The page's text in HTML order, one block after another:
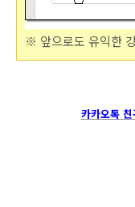
※ 앞으로도 유익한
카카오톡